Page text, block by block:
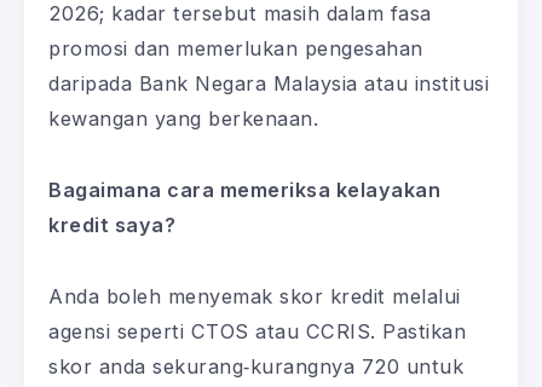
2026; kadar tersebut masih dalam fasa
promosi dan memerlukan pengesahan
daripada Bank Negara Malaysia atau institusi
kewangan yang berkenaan.
Bagaimana cara memeriksa kelayakan
kredit saya?
Anda boleh menyemak skor kredit melalui
agensi seperti CTOS atau CCRIS. Pastikan
skor anda sekurang‑kurangnya 720 untuk